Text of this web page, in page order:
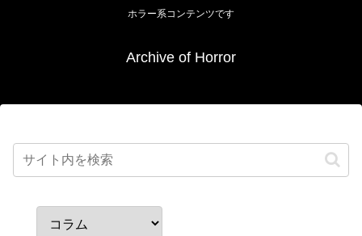
ホラー系コンテンツです
Archive of Horror